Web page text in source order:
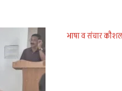
भाषा व संचार कौशल